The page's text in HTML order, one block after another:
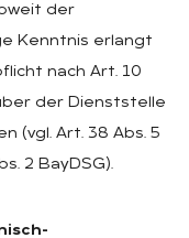
der
Kenntnis erlangt
nach Art. 10
der Dienststelle
(vgl. Art. 38 Abs. 5
2 BayDSG).